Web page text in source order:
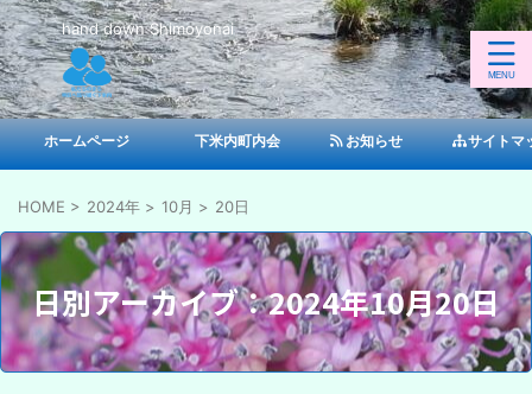
hand down Shimoyonai
ホームページ 下米内町内会 お知らせ サイトマ
HOME > 2024年 > 10月 > 20日
日別アーカイブ：2024年10月20日